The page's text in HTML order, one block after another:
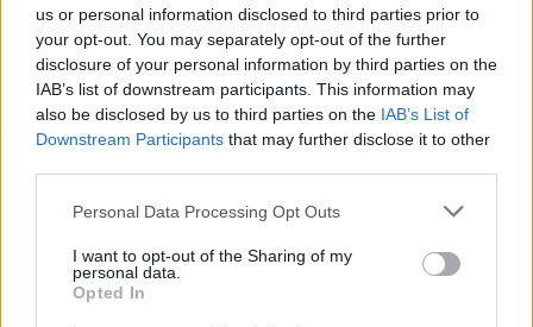
us or personal information disclosed to third parties prior to
your opt-out. You may separately opt-out of the further
disclosure of your personal information by third parties on the
IAB’s list of downstream participants. This information may
also be disclosed by us to third parties on the IAB’s List of
Downstream Participants that may further disclose it to other
Personal Data Processing Opt Outs
I want to opt-out of the Sharing of my
personal data.
Opted In
2025-02-28
Fondo di garanzia per le piccole e medie imprese
Banca del Mezzogiorno MedioCredito Centrale S.p.A.
160.000 euro
per l'assunzione di giovani lavoratori ( art. 1 comma 10-15
inps
13.986 euro